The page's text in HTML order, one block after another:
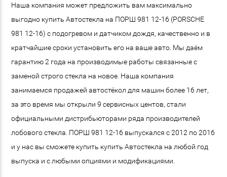
Наша компания может предложить вам максимально
выгодно купить Автостекла на ПОРШ 981 12-16 (PORSCHE
981 12-16) с подогревом и датчиком дождя, качественно и в
кратчайшие сроки установить его на ваше авто. Мы даём
гарантию 2 года на производимые работы связанные с
заменой строго стекла на новое. Наша компания
занимаемся продажей автостёкол для машин более 16 лет,
за это время мы открыли 9 сервисных центов, стали
официальными дистрибьюторами ряда производителей
лобового стекла. ПОРШ 981 12-16 выпускался с 2012 по 2016
и у нас вы сможете купить купить Автостекла на любой год
выпуска и с любыми опциями и модификациями.